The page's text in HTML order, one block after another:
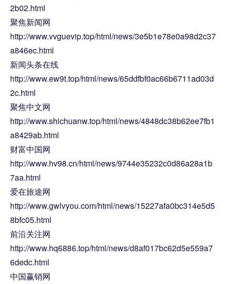
2b02.html
聚焦新闻网
http://www.vvguevip.top/html/news/3e5b1e78e0a98d2c37
a846ec.html
新闻头条在线
http://www.ew9t.top/html/news/65ddfbf0ac66b6711ad03d
2c.html
聚焦中文网
http://www.shichuanw.top/html/news/4848dc38b62ee7fb1
a8429ab.html
财富中国网
http://www.hv98.cn/html/news/9744e35232c0d86a28a1b
7aa.html
爱在旅途网
http://www.gwlvyou.com/html/news/15227afa0bc314e5d5
8bfc05.html
前沿关注网
http://www.hq6886.top/html/news/d8af017bc62d5e559a7
6dedc.html
中国赢销网